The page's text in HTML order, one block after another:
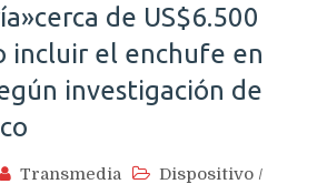
de US$6.500
incluir el enchufe en
investigación de
Transmedia Dispositivo /